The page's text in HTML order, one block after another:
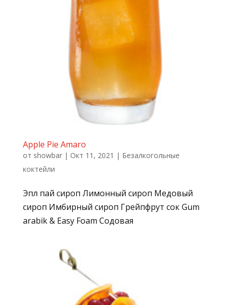
Apple Pie Amaro
от showbar| Окт 11, 2021 | Безалкогольные
коктейли
Эпл пай сироп Лимонный сироп Медовый
сироп Имбирный сироп Грейпфрут сок Gum
arabik & Easy Foam Содовая